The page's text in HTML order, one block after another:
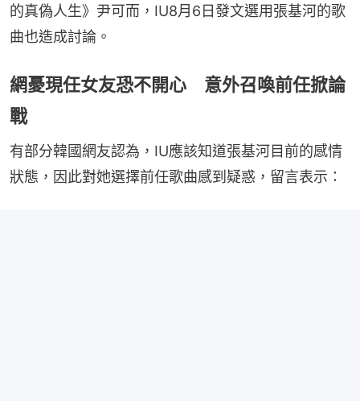
的真偽人生》尹可而，IU8月6日發文選用張基河的歌
曲也造成討論。
網憂現任女友恐不開心 意外召喚前任掀論
戰
有部分韓國網友認為，IU應該知道張基河目前的感情
狀態，因此對她選擇前任歌曲感到疑惑，留言表示：